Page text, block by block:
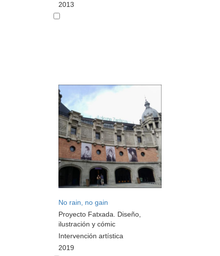
2013
No rain, no gain
Proyecto Fatxada. Diseño,
ilustración y cómic
Intervención artística
2019